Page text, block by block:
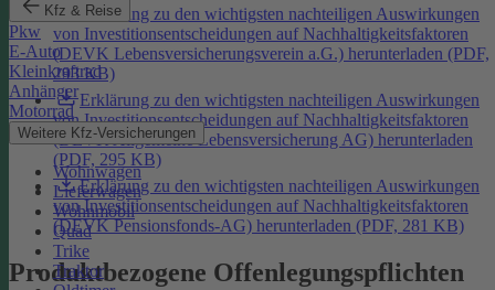
Kfz & Reise
Pkw
E-Auto
Kleinkraftrad
Anhänger
Motorrad
Weitere Kfz-Versicherungen
Wohnwagen
Lieferwagen
Wohnmobil
Quad
Trike
Traktor
Erklärung zu den wichtigsten nachteiligen Auswirkungen
von Investitionsentscheidungen auf Nachhaltigkeitsfaktoren
(DEVK Lebensversicherungsverein a.G.) herunterladen (PDF,
293 KB)
Erklärung zu den wichtigsten nachteiligen Auswirkungen
von Investitionsentscheidungen auf Nachhaltigkeitsfaktoren
(DEVK Allgemeine Lebensversicherung AG) herunterladen
(PDF, 295 KB)
Erklärung zu den wichtigsten nachteiligen Auswirkungen
von Investitionsentscheidungen auf Nachhaltigkeitsfaktoren
(DEVK Pensionsfonds-AG) herunterladen (PDF, 281 KB)
Produktbezogene Offenlegungspflichten